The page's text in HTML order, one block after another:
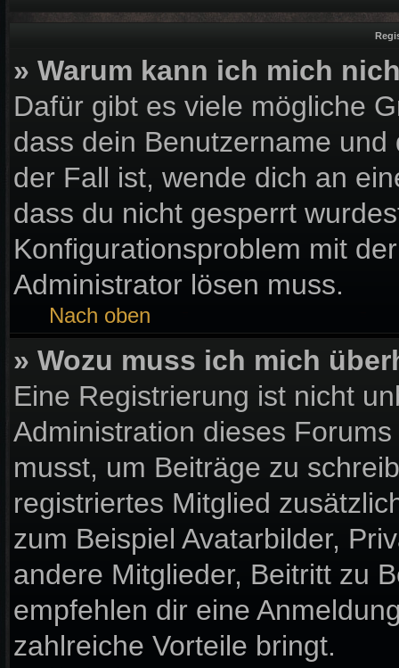
» Warum kann ich mich
Dafür gibt es viele mögliche
dass dein Benutzername
der Fall ist, wende dich an
dass du nicht gesperrt
Konfigurationsproblem mit
Administrator lösen muss.
Nach oben
» Wozu muss ich mich
Eine Registrierung ist nicht
Administration dieses
musst, um Beiträge zu
registriertes Mitglied
zum Beispiel Avatarbilder,
andere Mitglieder, Beitritt zu
empfehlen dir eine
zahlreiche Vorteile bringt.